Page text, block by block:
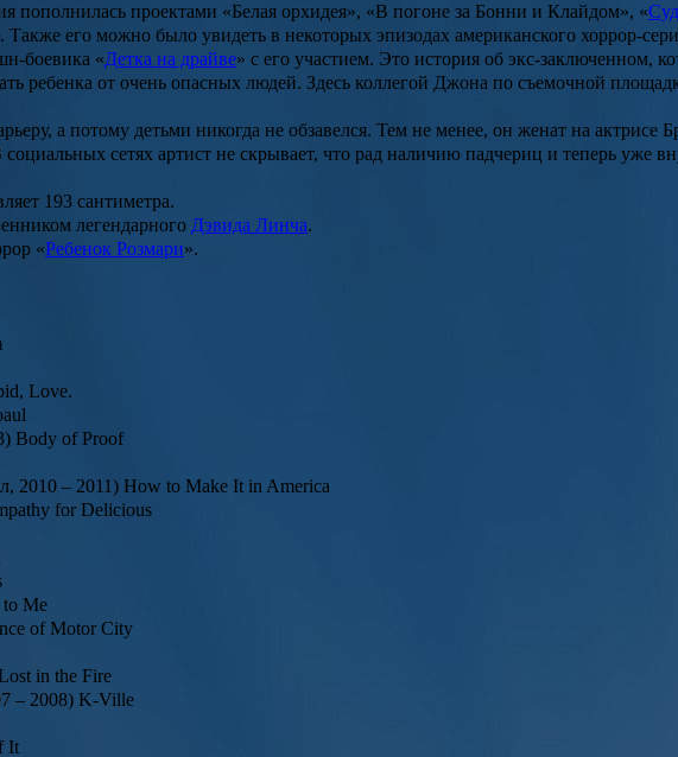
пополнилась проектами «Белая орхидея», «В погоне за Бонни и Клайдом», «
Также его можно было увидеть в некоторых эпизодах американского хоррор-
боевика «Детка на драйве» с его участием. Это история об экс-заключенном,
ребенка от очень опасных людей. Здесь коллегой Джона по съемочной
а потому детьми никогда не обзавелся. Тем не менее, он женат на актрисе
сетях артист не скрывает, что рад наличию падчериц и теперь уже
193 сантиметра.
легендарного Дэвида Линча.
«Ребенок Розмари».
Love.
Body of Proof
2010 – 2011) How to Make It in America
for Delicious
to Me
of Motor City
in the Fire
– 2008) K-Ville
It